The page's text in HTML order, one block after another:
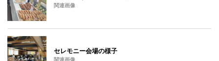
関連画像
セレモニー会場の様子
関連画像